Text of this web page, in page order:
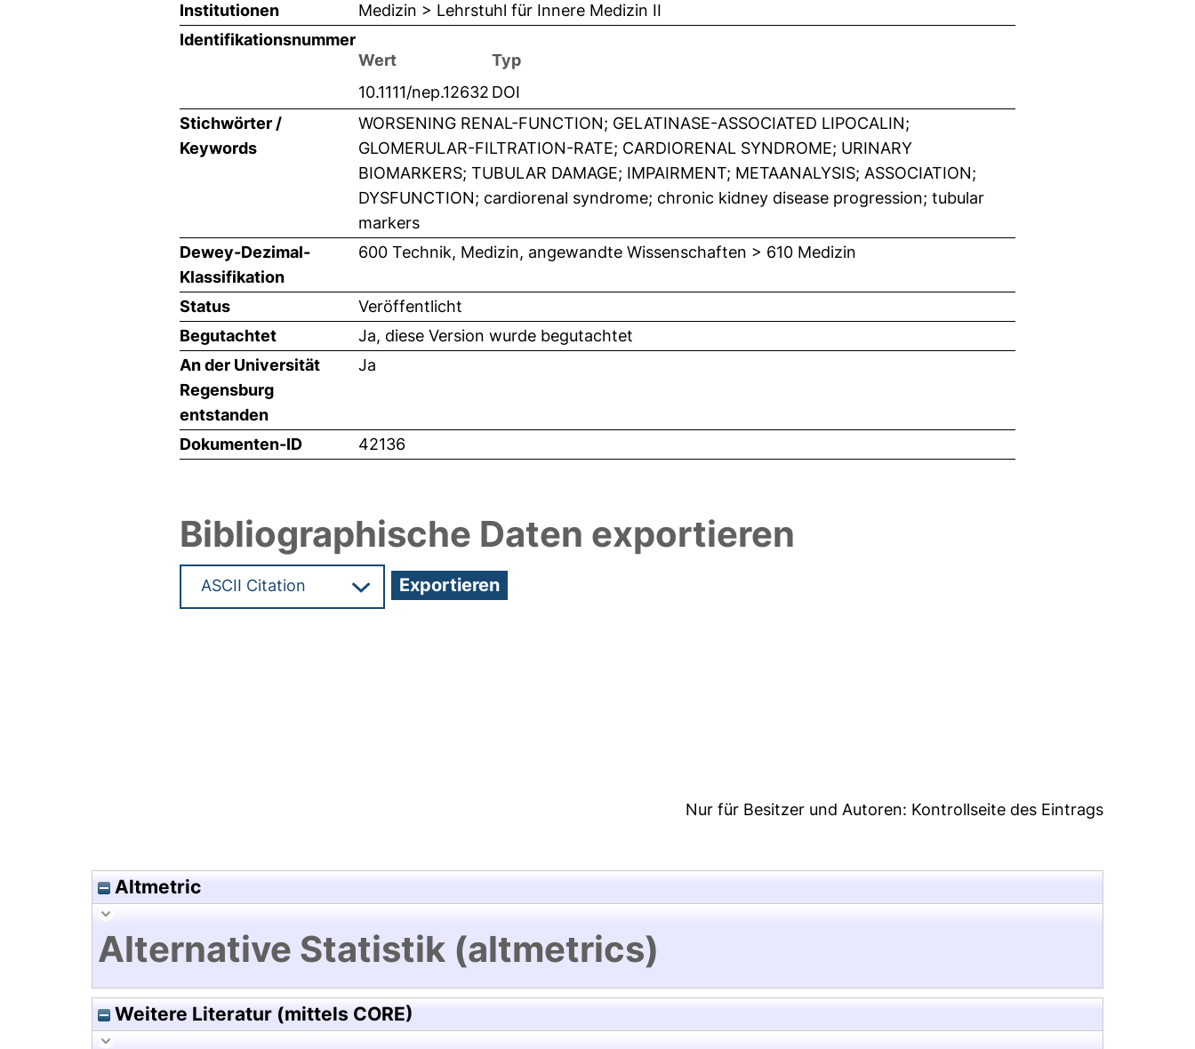
Institutionen
Medizin > Lehrstuhl für Innere Medizin II
Identifikationsnummer
Wert
Typ
10.1111/nep.12632 DOI
Stichwörter /
Keywords
WORSENING RENAL-FUNCTION; GELATINASE-ASSOCIATED LIPOCALIN;
GLOMERULAR-FILTRATION-RATE; CARDIORENAL SYNDROME; URINARY
BIOMARKERS; TUBULAR DAMAGE; IMPAIRMENT; METAANALYSIS; ASSOCIATION;
DYSFUNCTION; cardiorenal syndrome; chronic kidney disease progression; tubular
markers
Dewey-Dezimal-
Klassifikation
600 Technik, Medizin, angewandte Wissenschaften > 610 Medizin
Status
Veröffentlicht
Begutachtet
Ja, diese Version wurde begutachtet
An der Universität
Regensburg
entstanden
Ja
Dokumenten-ID 42136
Bibliographische Daten exportieren
Nur für Besitzer und Autoren: Kontrollseite des Eintrags
Altmetric
Alternative Statistik (altmetrics)
Weitere Literatur (mittels CORE)